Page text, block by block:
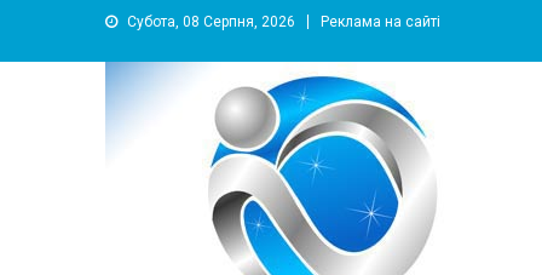
Субота, 08 Серпня, 2026 Реклама на сайті
YUZHNY.INFO
информационный портал города Южный